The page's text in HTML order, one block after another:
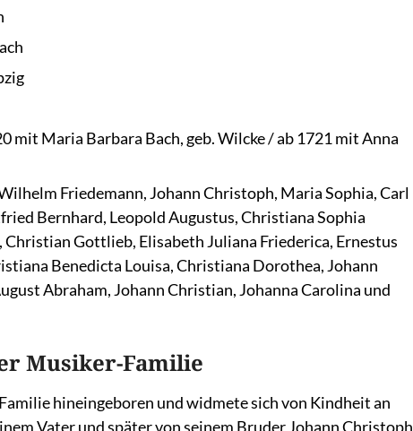
mit Maria Barbara Bach, geb. Wilcke / ab 1721 mit Anna
Friedemann, Johann Christoph, Maria Sophia, Carl
Bernhard, Leopold Augustus, Christiana Sophia
Gottlieb, Elisabeth Juliana Friederica, Ernestus
Benedicta Louisa, Christiana Dorothea, Johann
Abraham, Johann Christian, Johanna Carolina und
Musiker-Familie
hineingeboren und widmete sich von Kindheit an
Vater und später von seinem Bruder Johann Christoph